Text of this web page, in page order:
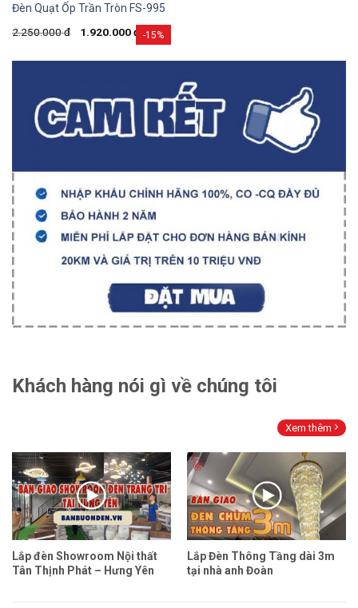
-15%
Đèn Quạt Ốp Trần Tròn FS-995
2.250.000đ 1.920.000đ
Khách hàng nói gì về chúng tôi
Xem thêm
Lắp đèn Showroom Nội thất
Tân Thịnh Phát – Hưng Yên
Lắp Đèn Thông Tầng dài 3m
tại nhà anh Đoàn